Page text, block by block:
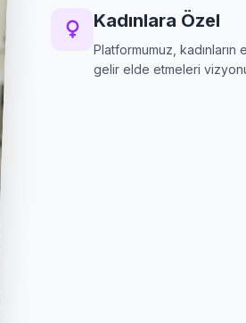
Kadınlara Özel
Platformumuz,
gelir elde etmeleri